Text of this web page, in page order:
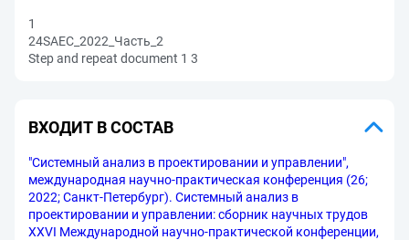
1
24SAEC_2022_Часть_2
Step and repeat document 1 3
ВХОДИТ В СОСТАВ
"Системный анализ в проектировании и управлении",
международная научно-практическая конференция (26;
2022; Санкт-Петербург). Системный анализ в
проектировании и управлении: сборник научных трудов
XXVI Международной научно-практической конференции,